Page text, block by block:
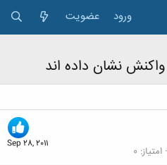
ورود عضویت
Sep 28, 2011 امتیاز 0